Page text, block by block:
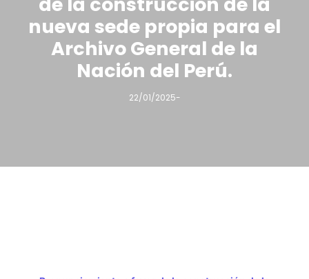
nueva sede propia para el
Archivo General de la
Nación del Perú.
22/01/2025-